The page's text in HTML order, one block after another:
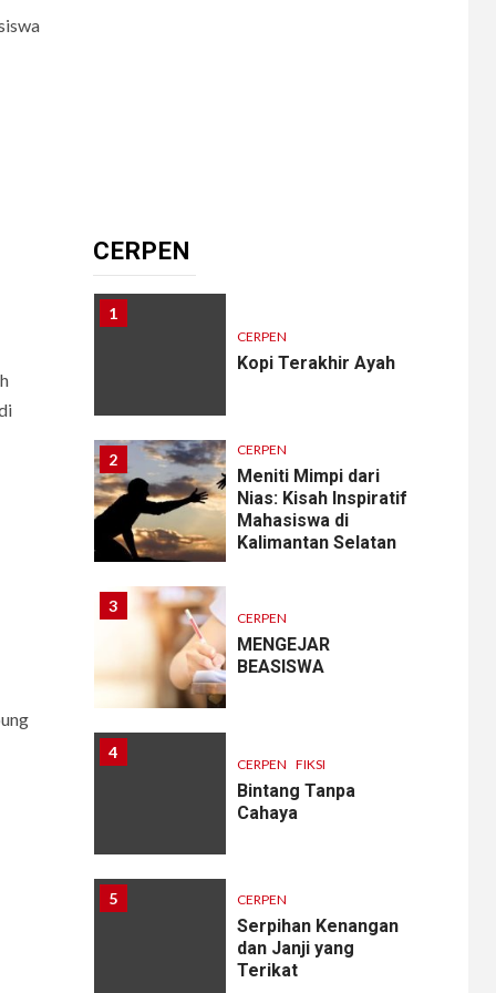
CERPEN
1
CERPEN
Kopi Terakhir Ayah
2 CERPEN
Meniti Mimpi dari
Nias: Kisah Inspiratif
Mahasiswa di
Kalimantan Selatan
3
CERPEN
MENGEJAR
BEASISWA
4
CERPEN FIKSI
Bintang Tanpa
Cahaya
5 CERPEN
Serpihan Kenangan
dan Janji yang
Terikat